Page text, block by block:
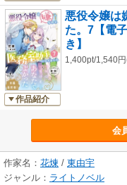
作品紹介
悪役令嬢は
た。7【電
き】
1,400pt/1,540
会
作家名： 花煉 / 東由宇
ジャンル： ライトノベル